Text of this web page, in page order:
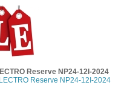
Reserve NP24-12I-2024